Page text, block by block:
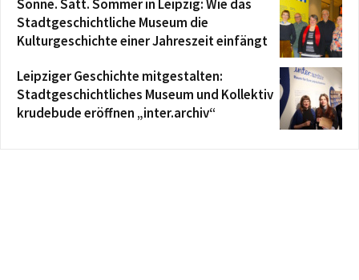
Sonne. Satt. Sommer in Leipzig: Wie das
Stadtgeschichtliche Museum die
Kulturgeschichte einer Jahreszeit einfängt
Leipziger Geschichte mitgestalten:
Stadtgeschichtliches Museum und Kollektiv
krudebude eröffnen „inter.archiv“